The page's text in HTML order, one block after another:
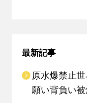
最新記事
原水爆禁止
願い背負い